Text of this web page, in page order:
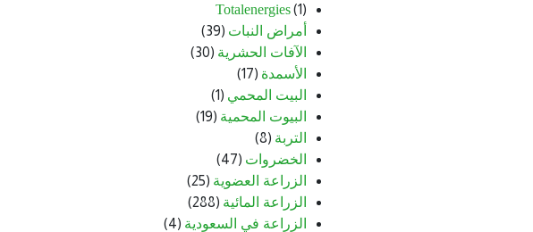
Totalenergies(1)
أمراض النبات (39)
الآفات الحشرية (30)
الأسمدة (17)
البيت المحمي (1)
البيوت المحمية (19)
التربة (8)
الخضروات (47)
الزراعة العضوية (25)
الزراعة المائية (288)
الزراعة في السعودية (4)